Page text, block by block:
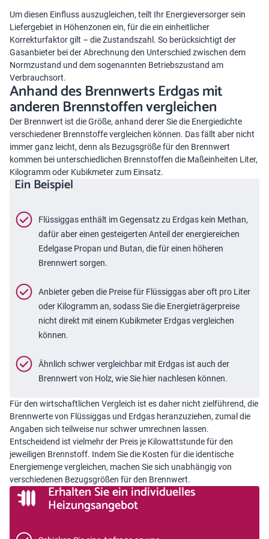
Um diesen Einfluss auszugleichen, teilt Ihr Energieversorger sein
Liefergebiet in Höhenzonen ein, für die ein einheitlicher
Korrekturfaktor gilt – die Zustandszahl. So berücksichtigt der
Gasanbieter bei der Abrechnung den Unterschied zwischen dem
Normzustand und dem sogenannten Betriebszustand am
Verbrauchsort.
Anhand des Brennwerts Erdgas mit
anderen Brennstoffen vergleichen
Der Brennwert ist die Größe, anhand derer Sie die Energiedichte
verschiedener Brennstoffe vergleichen können. Das fällt aber nicht
immer ganz leicht, denn als Bezugsgröße für den Brennwert
kommen bei unterschiedlichen Brennstoffen die Maßeinheiten Liter,
Kilogramm oder Kubikmeter zum Einsatz.
Ein Beispiel
Flüssiggas enthält im Gegensatz zu Erdgas kein Methan,
dafür aber einen gesteigerten Anteil der energiereichen
Edelgase Propan und Butan, die für einen höheren
Brennwert sorgen.
Anbieter geben die Preise für Flüssiggas aber oft pro Liter
oder Kilogramm an, sodass Sie die Energieträgerpreise
nicht direkt mit einem Kubikmeter Erdgas vergleichen
können.
Ähnlich schwer vergleichbar mit Erdgas ist auch der
Brennwert von Holz, wie Sie hier nachlesen können.
Für den wirtschaftlichen Vergleich ist es daher nicht zielführend, die
Brennwerte von Flüssiggas und Erdgas heranzuziehen, zumal die
Angaben sich teilweise nur schwer umrechnen lassen.
Entscheidend ist vielmehr der Preis je Kilowattstunde für den
jeweiligen Brennstoff. Indem Sie die Kosten für die identische
Energiemenge vergleichen, machen Sie sich unabhängig von
verschiedenen Bezugsgrößen für den Brennwert.
Erhalten Sie ein individuelles
Heizungsangebot